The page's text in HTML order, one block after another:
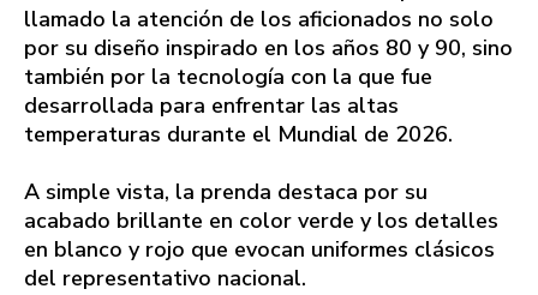
llamado la atención de los aficionados no solo
por su diseño inspirado en los años 80 y 90, sino
también por la tecnología con la que fue
desarrollada para enfrentar las altas
temperaturas durante el Mundial de 2026.
A simple vista, la prenda destaca por su
acabado brillante en color verde y los detalles
en blanco y rojo que evocan uniformes clásicos
del representativo nacional.